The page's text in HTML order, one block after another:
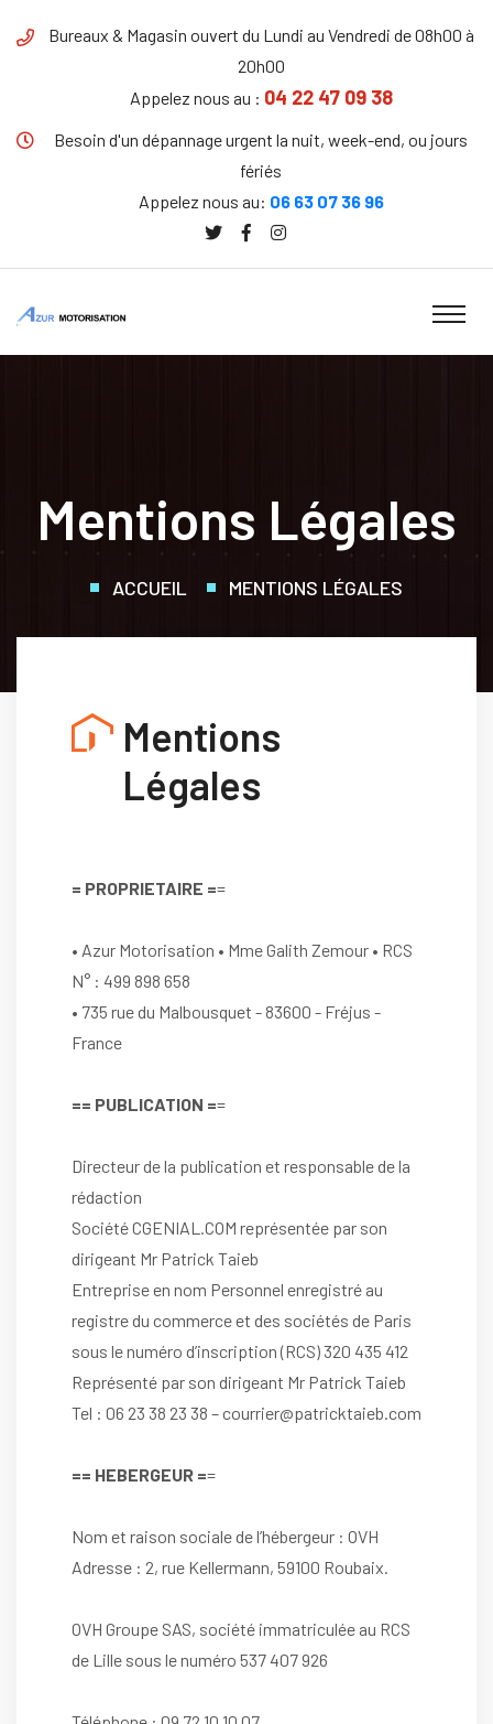
Bureaux & Magasin ouvert du Lundi au Vendredi de 08h00 à
20h00
Appelez nous au : 04 22 47 09 38
Besoin d'un dépannage urgent la nuit, week-end, ou jours
fériés
Appelez nous au: 06 63 07 36 96
Mentions Légales
ACCUEIL MENTIONS LÉGALES
Mentions
Légales
= PROPRIETAIRE ==
• Azur Motorisation • Mme Galith Zemour • RCS
N° : 499 898 658
• 735 rue du Malbousquet - 83600 - Fréjus -
France
== PUBLICATION ==
Directeur de la publication et responsable de la
rédaction
Société CGENIAL.COM représentée par son
dirigeant Mr Patrick Taieb
Entreprise en nom Personnel enregistré au
registre du commerce et des sociétés de Paris
sous le numéro d’inscription (RCS) 320 435 412
Représenté par son dirigeant Mr Patrick Taieb
Tel : 06 23 38 23 38 – courrier@patricktaieb.com
== HEBERGEUR ==
Nom et raison sociale de l’hébergeur : OVH
Adresse : 2, rue Kellermann, 59100 Roubaix.
OVH Groupe SAS, société immatriculée au RCS
de Lille sous le numéro 537 407 926